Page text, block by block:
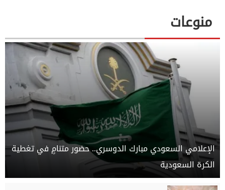
منوعات
الإعلامي السعودي مبارك الدوسري.. حضور متنامٍ في تغطية
الكرة السعودية